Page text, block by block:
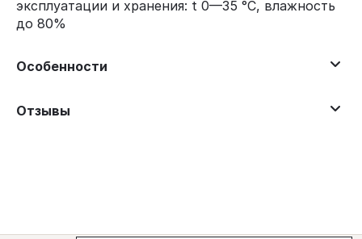
эксплуатации и хранения: t 0—35 °С, влажность
до 80%
Особенности
Отзывы